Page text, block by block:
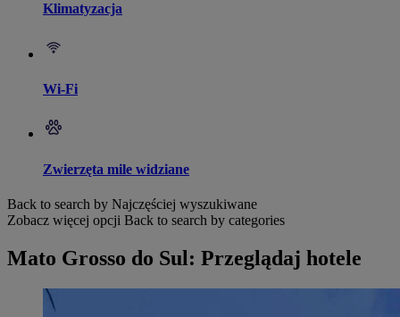
Klimatyzacja
Wi-Fi
Zwierzęta mile widziane
Back to search by Najczęściej wyszukiwane
Zobacz więcej opcji Back to search by categories
Mato Grosso do Sul: Przeglądaj hotele